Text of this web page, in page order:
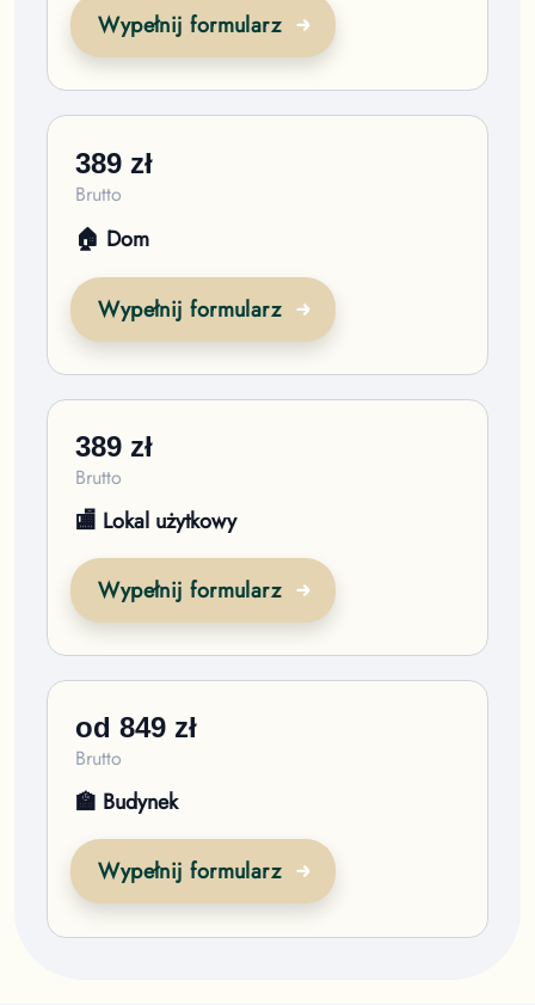
Wypełnij formularz
389 zł
Brutto
🏠 Dom
Wypełnij formularz
389 zł
Brutto
🏬 Lokal użytkowy
Wypełnij formularz
od849 zł
Brutto
🏫 Budynek
Wypełnij formularz